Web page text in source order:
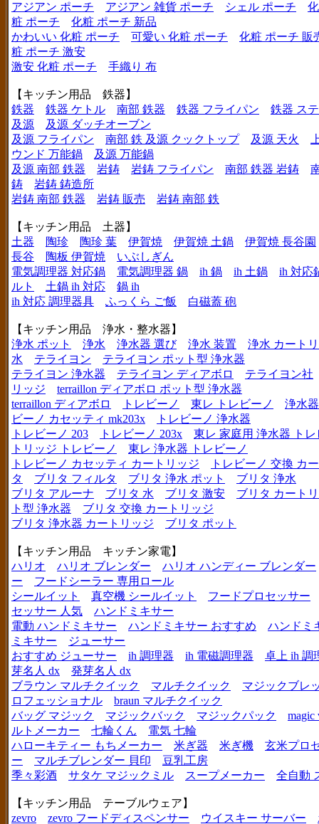
アジアン ポーチ
アジアン 雑貨 ポーチ シェル ポーチ
粧 ポーチ
化粧 ポーチ 新品
かわいい 化粧 ポーチ
可愛い 化粧 ポーチ
化粧 ポーチ 販
粧 ポーチ 激安
激安 化粧 ポーチ
手織り 布
【キッチン用品 鉄器】
鉄器
鉄器 ケトル 南部 鉄器 鉄器 フライパン
鉄器 ス
及源
及源 ダッチオーブン
及源 フライパン
南部 鉄 及源 クックトップ 及源 天火
ウンド 万能鍋
及源 万能鍋
及源 南部 鉄器
岩鋳 岩鋳 フライパン 南部 鉄器 岩鋳
鋳
岩鋳 鋳造所
岩鋳 南部 鉄器
岩鋳 販売 岩鋳 南部 鉄
【キッチン用品 土器】
土器
陶珍 陶珍 葉 伊賀焼 伊賀焼 土鍋
伊賀焼 長谷園
長谷
陶板 伊賀焼
いぶしぎん
電気調理器 対応鍋
電気調理器 鍋 ih 鍋 ih 土鍋
ih 対応
ルト
土鍋 ih 対応
鍋 ih
ih 対応 調理器具
ふっくら ご飯 白磁蓋 砲
【キッチン用品 浄水・整水器】
浄水 ポット
浄水 浄水器 選び 浄水 装置
浄水 カート
水
テライヨン
テライヨン ポット型 浄水器
テライヨン 浄水器
テライヨン ディアボロ
テライヨン社
リッジ
terraillon ディアボロ ポット型 浄水器
terraillon ディアボロ
トレビーノ 東レ トレビーノ
浄水
ビーノ カセッティ mk203x
トレビーノ 浄水器
トレビーノ 203
トレビーノ 203x
東レ 家庭用 浄水器 トレ
トリッジ トレビーノ
東レ 浄水器 トレビーノ
トレビーノ カセッティ カートリッジ
トレビーノ 交換 カ
タ
ブリタ フィルタ ブリタ 浄水 ポット
ブリタ 浄水
ブリタ アルーナ
ブリタ 水 ブリタ 激安
ブリタ カート
ト型 浄水器
ブリタ 交換 カートリッジ
ブリタ 浄水器 カートリッジ
ブリタ ポット
【キッチン用品 キッチン家電】
ハリオ
ハリオ ブレンダー
ハリオ ハンディー ブレンダー
ー
フードシーラー 専用ロール
シールイット
真空機 シールイット
フードプロセッサー
セッサー 人気
ハンドミキサー
電動 ハンドミキサー
ハンドミキサー おすすめ
ハンドミ
ミキサー
ジューサー
おすすめ ジューサー
ih 調理器 ih 電磁調理器
卓上 ih 調
芽名人 dx
発芽名人 dx
ブラウン マルチクイック
マルチクイック
マジックブレ
ロフェッショナル
braun マルチクイック
バッグ マジック
マジックバック マジックパック
magic
ルトメーカー
七輪くん
電気 七輪
ハローキティー もちメーカー
米ぎ器 米ぎ機
玄米プロ
ー
マルチブレンダー 貝印
豆乳工房
季々彩酒
サタケ マジックミル スープメーカー 全自動
【キッチン用品 テーブルウェア】
zevro
zevro フードディスペンサー ウイスキー サーバー